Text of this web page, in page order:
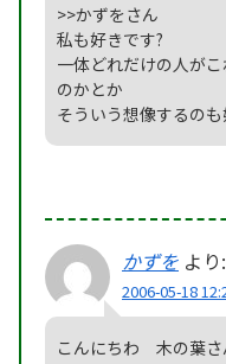
>>かずをさん
私も好きです?
一体どれだけの人が
のかとか
そういう想像するの
かずを より:
2006-05-18
こんにちわ 木の葉さ